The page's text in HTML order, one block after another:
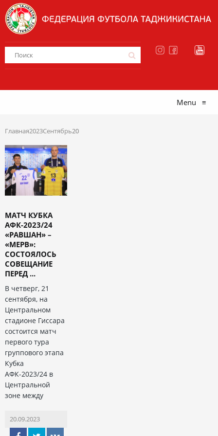
Menu ≡
Главная2023Сентябрь20
МАТЧ КУБКА
АФК-2023/24
«РАВШАН» –
«МЕРВ»:
СОСТОЯЛОСЬ
СОВЕЩАНИЕ
ПЕРЕД ...
В четверг, 21
сентября, на
Центральном
стадионе Гиссара
состоится матч
первого тура
группового этапа
Кубка
АФК-2023/24 в
Центральной
зоне между
20.09.2023